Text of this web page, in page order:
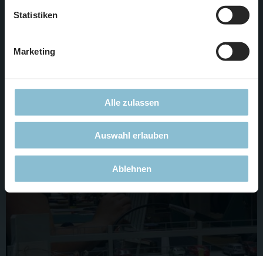
Statistiken
Marketing
Alle zulassen
Auswahl erlauben
Ablehnen
Am Flughafen muss eines der großen Parkhäuser am
Terminal zur Wartung in die Elektronikabteilung.